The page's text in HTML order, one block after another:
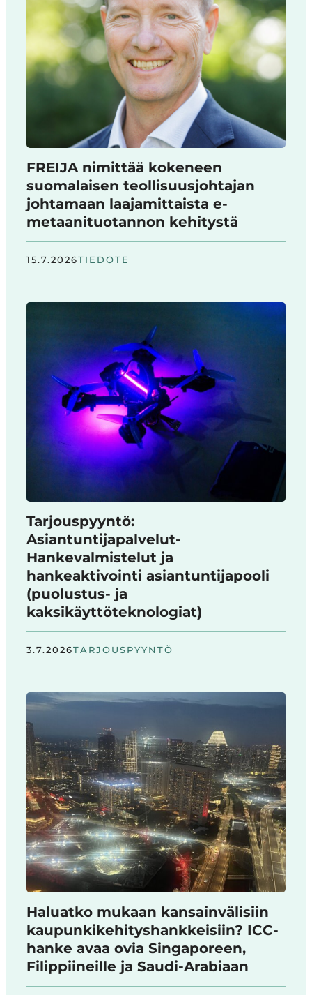
FREIJA nimittää kokeneen
suomalaisen teollisuusjohtajan
johtamaan laajamittaista e-
metaanituotannon kehitystä
15.7.2026TIEDOTE
Tarjouspyyntö:
Asiantuntijapalvelut-
Hankevalmistelut ja
hankeaktivointi asiantuntijapooli
(puolustus- ja
kaksikäyttöteknologiat)
3.7.2026TARJOUSPYYNTÖ
Haluatko mukaan kansainvälisiin
kaupunkikehityshankkeisiin? ICC-
hanke avaa ovia Singaporeen,
Filippiineille ja Saudi-Arabiaan